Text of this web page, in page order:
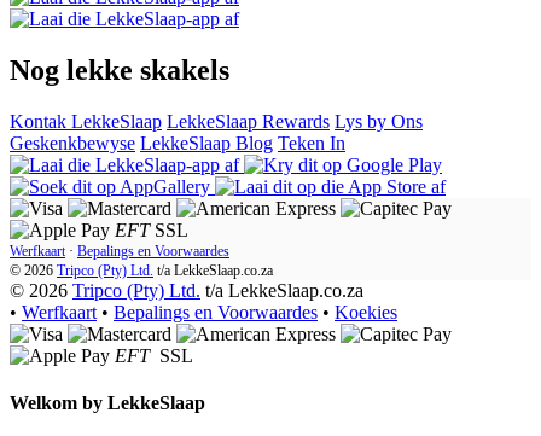
Nog lekke skakels
Kontak LekkeSlaap LekkeSlaap Rewards Lys by Ons
Geskenkbewyse LekkeSlaap Blog Teken In
EFT SSL
Werfkaart · Bepalings en Voorwaardes
© 2026 Tripco (Pty) Ltd. t/a LekkeSlaap.co.za
© 2026 Tripco (Pty) Ltd. t/a LekkeSlaap.co.za
• Werfkaart • Bepalings en Voorwaardes • Koekies
EFT SSL
Welkom by LekkeSlaap